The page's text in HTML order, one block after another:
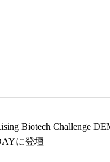
Biotech Challenge
に登壇